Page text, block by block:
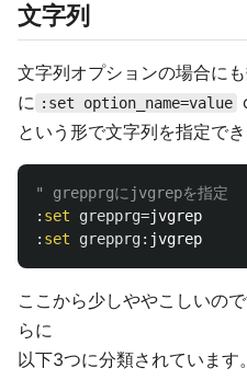
文字列
文字列オプションの場合に
に :set option_name=value
という形で文字列を指定でき
" grepprgにjvgrepを指定
: set grepprg=
: set grepprg:
ここから少しややこしいの
らに
以下3つに分類されています。